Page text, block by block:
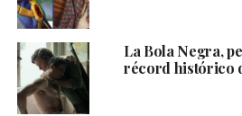
La Bola Negra,
récord histórico